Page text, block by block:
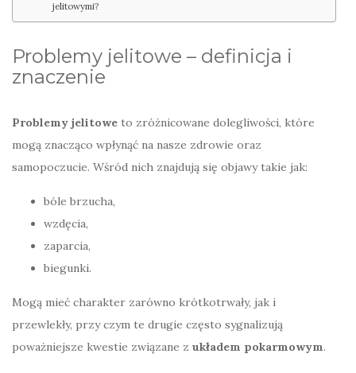
jelitowymi?
Problemy jelitowe – definicja i
znaczenie
Problemy jelitowe to zróżnicowane dolegliwości, które
mogą znacząco wpłynąć na nasze zdrowie oraz
samopoczucie. Wśród nich znajdują się objawy takie jak:
bóle brzucha,
wzdęcia,
zaparcia,
biegunki.
Mogą mieć charakter zarówno krótkotrwały, jak i
przewlekły, przy czym te drugie często sygnalizują
poważniejsze kwestie związane z układem pokarmowym.